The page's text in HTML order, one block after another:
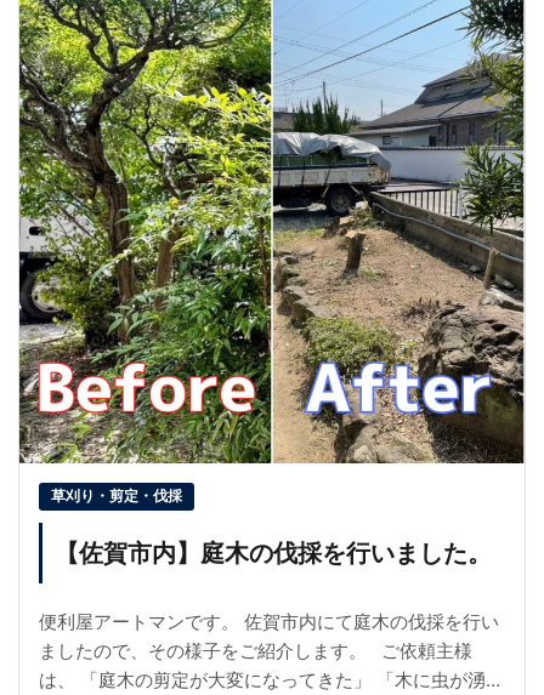
草刈り・剪定・伐採
【佐賀市内】庭木の伐採を行いました。
便利屋アートマンです。 佐賀市内にて庭木の伐採を行い
ましたので、その様子をご紹介します。 ご依頼主様
は、 「庭木の剪定が大変になってきた」 「木に虫が湧い